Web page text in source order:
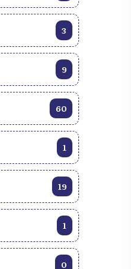
3
9
60
1
19
1
0